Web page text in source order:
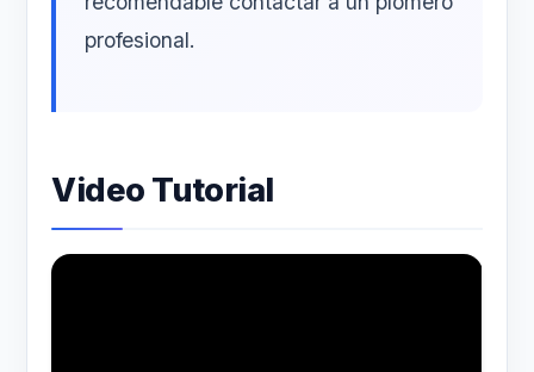
profesional.
Video Tutorial